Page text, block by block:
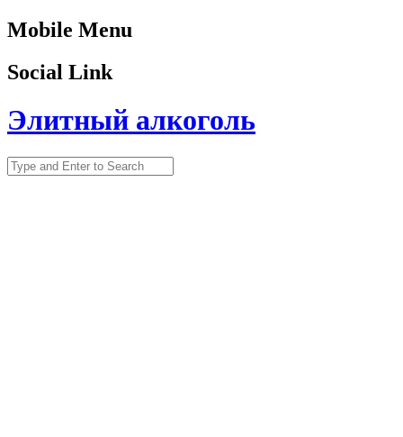
Mobile Menu
Social Link
Элитный алкоголь